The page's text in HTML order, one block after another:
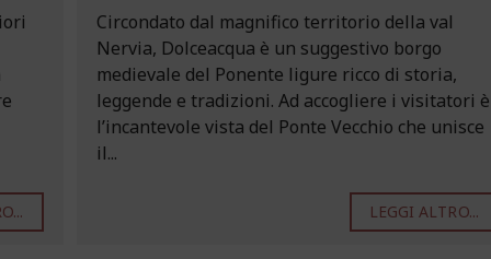
Circondato dal magnifico territorio della val
Nervia, Dolceacqua è un suggestivo borgo
medievale del Ponente ligure ricco di storia,
leggende e tradizioni. Ad accogliere i visitatori è
l’incantevole vista del Ponte Vecchio che unisce
il...
LEGGI ALTRO...